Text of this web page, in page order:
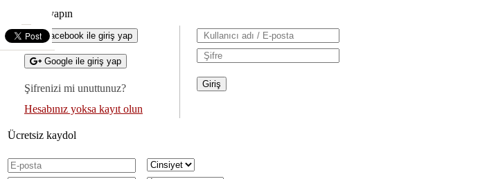
Giriş yapın
Facebook ile giriş yap
Google ile giriş yap
Şifrenizi mi unuttunuz?
Hesabınız yoksa kayıt olun
Ücretsiz kaydol